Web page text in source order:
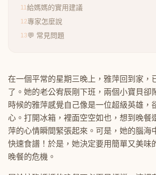
11給媽媽的實用建議
12專家怎麼說
13💬 常見問題
在一個平常的星期三晚上，雅萍回到家，
了。她的老公宥辰剛下班，兩個小寶貝卻
時候的雅萍感覺自己像是一位超級英雄，
心。打開冰箱，裡面空空如也，想到晚餐
萍的心情瞬間緊張起來。可是，她的腦海
快速食譜！於是，她決定要用簡單又美味
晚餐的危機。